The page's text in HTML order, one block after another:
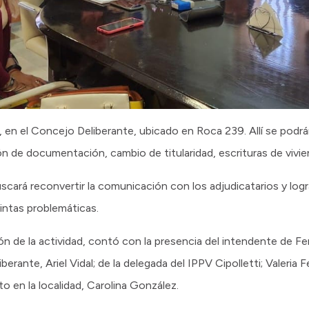
en el Concejo Deliberante, ubicado en Roca 239. Allí se
de documentación, cambio de titularidad, escrituras de
reconvertir la comunicación con los adjudicatarios y
problemáticas.
de la actividad, contó con la presencia del intendente de
Ariel Vidal; de la delegada del IPPV Cipolletti; Valeria
en la localidad, Carolina González.